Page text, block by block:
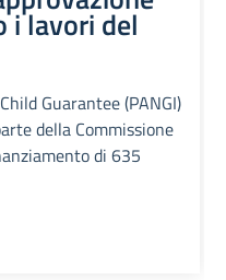
i lavori del
Guarantee (PANGI)
della Commissione
di 635